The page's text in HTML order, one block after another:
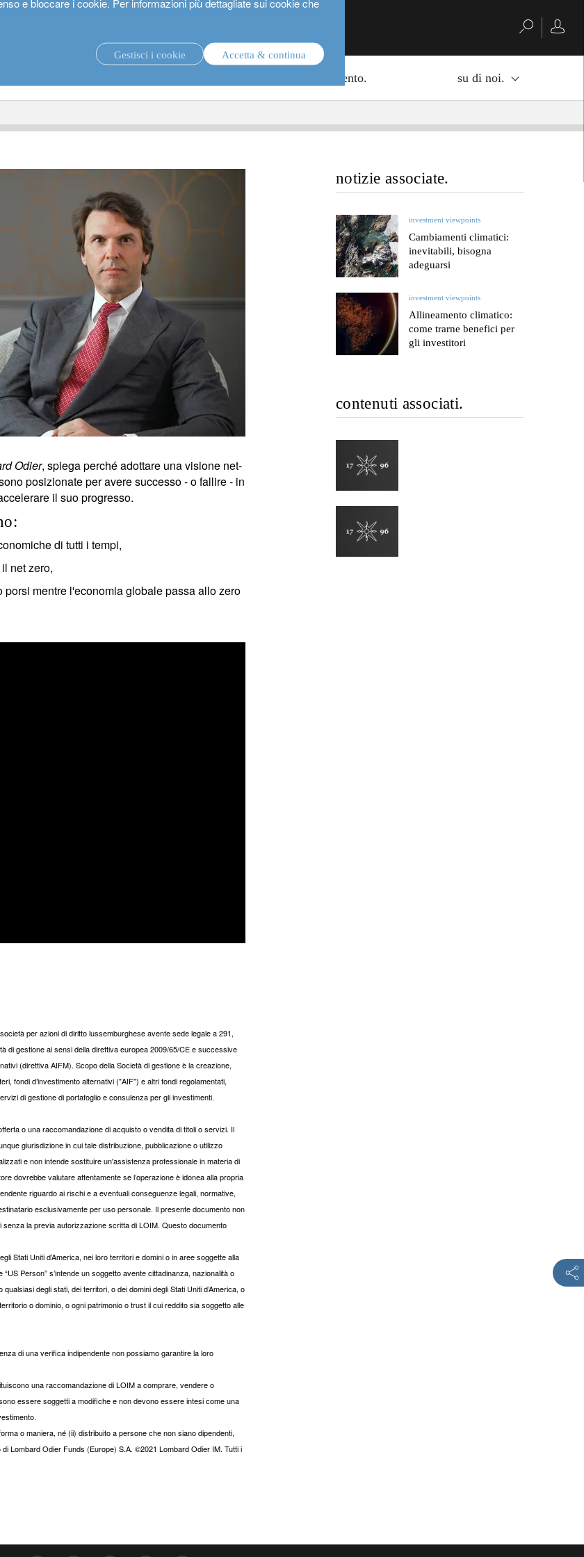
Gestisci i cookie Accetta & continua
fondi di investimento. su di noi.
Odier, spiega perché adottare una visione net-
posizionate per avere successo - o fallire - in
il suo progresso.
di tutti i tempi,
net zero,
mentre l'economia globale passa allo zero
per azioni di diritto lussemburghese avente sede legale a 291,
di gestione ai sensi della direttiva europea 2009/65/CE e successive
(direttiva AIFM). Scopo della Società di gestione è la creazione,
fondi d’investimento alternativi ("AIF") e altri fondi regolamentati,
di gestione di portafoglio e consulenza per gli investimenti.
o una raccomandazione di acquisto o vendita di titoli o servizi. Il
giurisdizione in cui tale distribuzione, pubblicazione o utilizzo
e non intende sostituire un'assistenza professionale in materia di
dovrebbe valutare attentamente se l’operazione è idonea alla propria
riguardo ai rischi e a eventuali conseguenze legali, normative,
esclusivamente per uso personale. Il presente documento non
la previa autorizzazione scritta di LOIM. Questo documento
Stati Uniti d’America, nei loro territori e domini o in aree soggette alla
Person” s’intende un soggetto avente cittadinanza, nazionalità o
degli stati, dei territori, o dei domini degli Stati Uniti d’America, o
o dominio, o ogni patrimonio o trust il cui reddito sia soggetto alle
di una verifica indipendente non possiamo garantire la loro
una raccomandazione di LOIM a comprare, vendere o
essere soggetti a modifiche e non devono essere intesi come una
o maniera, né (ii) distribuito a persone che non siano dipendenti,
Lombard Odier Funds (Europe) S.A. ©2021 Lombard Odier IM. Tutti i
notizie associate.
investment viewpoints
Cambiamenti climatici:
inevitabili, bisogna
adeguarsi
investment viewpoints
Allineamento climatico:
come trarne benefici per
gli investitori
contenuti associati.